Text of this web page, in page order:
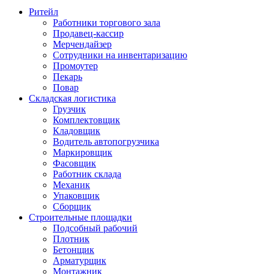
Ритейл
Работники торгового зала
Продавец-кассир
Мерчендайзер
Сотрудники на инвентаризацию
Промоутер
Пекарь
Повар
Складская логистика
Грузчик
Комплектовщик
Кладовщик
Водитель автопогрузчика
Маркировщик
Фасовщик
Работник склада
Механик
Упаковщик
Сборщик
Строительные площадки
Подсобный рабочий
Плотник
Бетонщик
Арматурщик
Монтажник